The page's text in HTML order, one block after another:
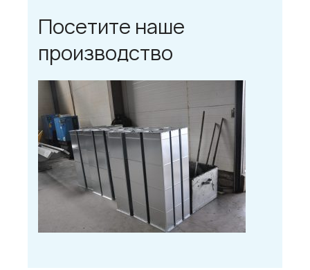
Посетите наше
производство